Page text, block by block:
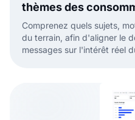
thèmes des
Comprenez quels sujets,
du terrain, afin d'aligner le
messages sur l'intérêt réel